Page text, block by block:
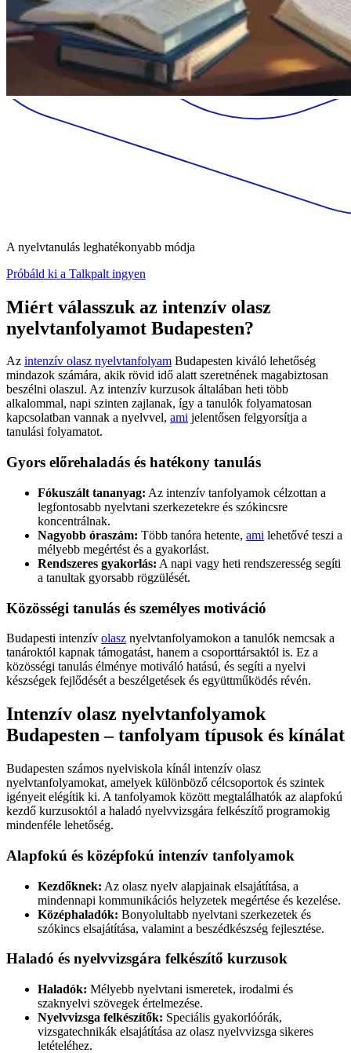
A nyelvtanulás leghatékonyabb módja
Próbáld ki a Talkpalt ingyen
Miért válasszuk az intenzív olasz
nyelvtanfolyamot Budapesten?
Az intenzív olasz nyelvtanfolyam Budapesten kiváló lehetőség
mindazok számára, akik rövid idő alatt szeretnének magabiztosan
beszélni olaszul. Az intenzív kurzusok általában heti több
alkalommal, napi szinten zajlanak, így a tanulók folyamatosan
kapcsolatban vannak a nyelvvel, ami jelentősen felgyorsítja a
tanulási folyamatot.
Gyors előrehaladás és hatékony tanulás
Fókuszált tananyag: Az intenzív tanfolyamok célzottan a
legfontosabb nyelvtani szerkezetekre és szókincsre
koncentrálnak.
Nagyobb óraszám: Több tanóra hetente, ami lehetővé teszi a
mélyebb megértést és a gyakorlást.
Rendszeres gyakorlás: A napi vagy heti rendszeresség segíti
a tanultak gyorsabb rögzülését.
Közösségi tanulás és személyes motiváció
Budapesti intenzív olasz nyelvtanfolyamokon a tanulók nemcsak a
tanároktól kapnak támogatást, hanem a csoporttársaktól is. Ez a
közösségi tanulás élménye motiváló hatású, és segíti a nyelvi
készségek fejlődését a beszélgetések és együttműködés révén.
Intenzív olasz nyelvtanfolyamok
Budapesten – tanfolyam típusok és kínálat
Budapesten számos nyelviskola kínál intenzív olasz
nyelvtanfolyamokat, amelyek különböző célcsoportok és szintek
igényeit elégítik ki. A tanfolyamok között megtalálhatók az alapfokú
kezdő kurzusoktól a haladó nyelvvizsgára felkészítő programokig
mindenféle lehetőség.
Alapfokú és középfokú intenzív tanfolyamok
Kezdőknek: Az olasz nyelv alapjainak elsajátítása, a
mindennapi kommunikációs helyzetek megértése és kezelése.
Középhaladók: Bonyolultabb nyelvtani szerkezetek és
szókincs elsajátítása, valamint a beszédkészség fejlesztése.
Haladó és nyelvvizsgára felkészítő kurzusok
Haladók: Mélyebb nyelvtani ismeretek, irodalmi és
szaknyelvi szövegek értelmezése.
Nyelvvizsga felkészítők: Speciális gyakorlóórák,
vizsgatechnikák elsajátítása az olasz nyelvvizsga sikeres
letételéhez.